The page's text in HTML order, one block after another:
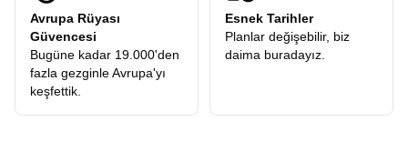
Avrupa Rüyası
Güvencesi
Bugüne kadar 19.000'den
fazla gezginle Avrupa'yı
keşfettik.
Esnek Tarihler
Planlar değişebilir, biz
daima buradayız.